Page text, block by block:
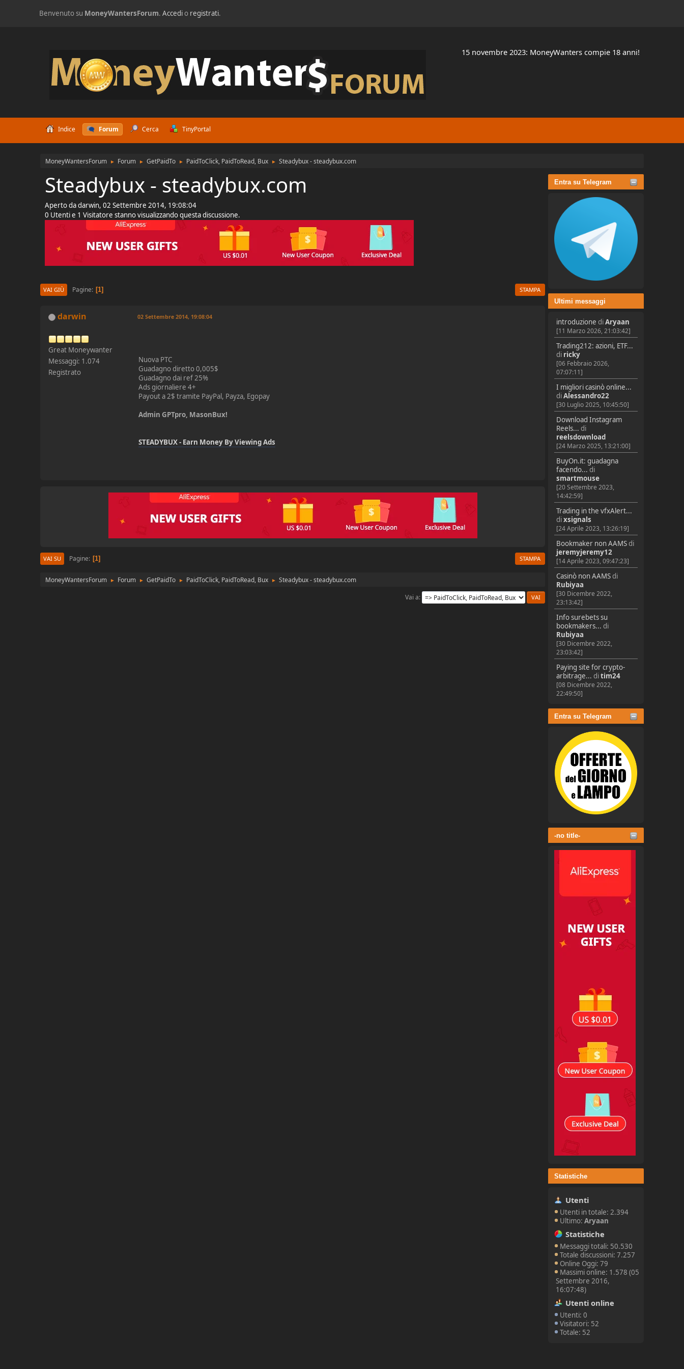
Benvenuto su MoneyWantersForum.Accedio registrati.
15 novembre 2023: MoneyWanters compie 18 anni!
Indice Forum Cerca TinyPortal
MoneyWantersForum ► Forum ► GetPaidTo ► PaidToClick, PaidToRead, Bux ► Steadybux - steadybux.com
Entra su Telegram
Ultimi messaggi
introduzione diAryaan
[11 Marzo 2026, 21:03:42]
Trading212: azioni, ETF...
di ricky
[06 Febbraio 2026,
07:07:11]
I migliori casinò online...
diAlessandro22
[30 Luglio 2025, 10:45:50]
Download Instagram
Reels... di
reelsdownload
[24 Marzo 2025, 13:21:00]
BuyOn.it: guadagna
facendo... di
smartmouse
[20 Settembre 2023,
14:42:59]
Trading in the vfxAlert...
dixsignals
[24 Aprile 2023, 13:26:19]
Bookmaker non AAMSdi
jeremyjeremy12
[14 Aprile 2023, 09:47:23]
Casinò non AAMSdi
Rubiyaa
[30 Dicembre 2022,
23:13:42]
Info surebets su
bookmakers... di
Rubiyaa
[30 Dicembre 2022,
23:03:42]
Paying site for crypto-
arbitrage... ditim24
[08 Dicembre 2022,
22:49:50]
Entra su Telegram
-no title-
Statistiche
Utenti
Utenti in totale: 2.394
Ultimo:Aryaan
Statistiche
Messaggi totali: 50.530
Totale discussioni: 7.257
Online Oggi: 79
Massimi online: 1.578 (05
Settembre 2016,
16:07:48)
Utenti online
Utenti: 0
Visitatori: 52
Totale: 52
Steadybux - steadybux.com
Aperto da darwin, 02 Settembre 2014, 19:08:04
0 Utenti e 1 Visitatore stanno visualizzando questa discussione.
STAMPA
VAI GIÙ Pagine 1
darwin
Great Moneywanter
Messaggi: 1.074
Registrato
02 Settembre 2014, 19:08:04
Nuova PTC
Guadagno diretto 0,005$
Guadagno dai ref 25%
Ads giornaliere 4+
Payout a 2$ tramite PayPal, Payza, Egopay
Admin GPTpro, MasonBux!
STEADYBUX - Earn Money By Viewing Ads
STAMPA
VAI SU Pagine 1
MoneyWantersForum ► Forum ► GetPaidTo ► PaidToClick, PaidToRead, Bux ►
Steadybux - steadybux.com
Vai a